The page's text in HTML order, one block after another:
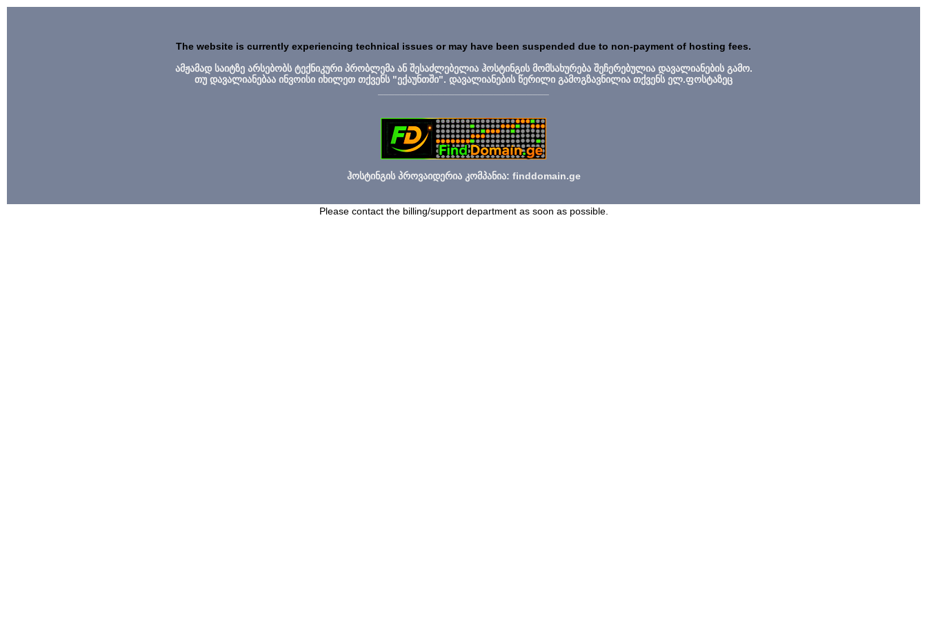
The website is currently experiencing technical issues or may have been suspended due to non-payment of hosting fees.
ამჟამად საიტზე არსებობს ტექნიკური პრობლემა ან შესაძლებელია ჰოსტინგის მომსახურება შეჩერებულია დავალიანების გამო.
თუ დავალიანებაა ინვოისი იხილეთ თქვენს "ექაუნთში". დავალიანების წერილი გამოგზავნილია თქვენს ელ.ფოსტაზეც
ჰოსტინგის პროვაიდერია კომპანია: finddomain.ge
Please contact the billing/support department as soon as possible.